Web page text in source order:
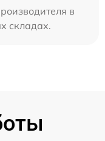
в
складах.